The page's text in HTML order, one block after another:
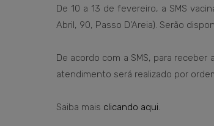
De 10 a 13 de fevereiro, a SMS
Abril, 90, Passo D’Areia). Serão
De acordo com a SMS, para
atendimento será realizado por
Saiba mais clicando aqui.